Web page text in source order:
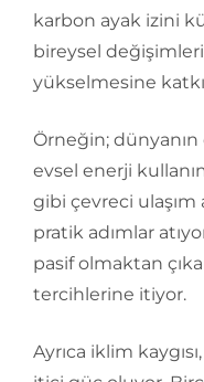
karbon ayak izini
bireysel
yükselmesine
Örneğin;
evsel enerji
gibi çevreci ulaşım
pratik adımlar
pasif olmaktan
tercihlerine itiyor.
Ayrıca iklim